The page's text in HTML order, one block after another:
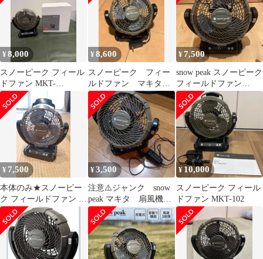
¥8,000
スノーピーク フィール
ドファン MKT-
102★snow peak 扇風機
¥8,600
スノーピーク フィー
ルドファン マキタコ
ラボ 扇風機
¥7,500
snow peak スノーピーク
フィールドファン
MKT-102 マキタ扇風機
¥ 7,500
本体のみ★スノーピー
ク フィールドファン 扇
風機 MKT-102 ★マキタ
¥3,500
注意⚠️ジャンク snow
peak マキタ 扇風機
バッテリなし
¥ 10,000
スノーピーク フィール
ドファン MKT-102